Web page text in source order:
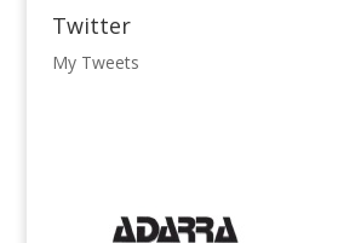
Twitter
My Tweets